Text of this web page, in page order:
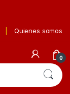
Quienes somos
0